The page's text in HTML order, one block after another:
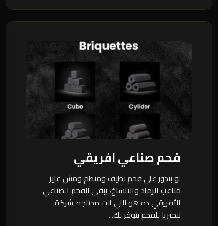
فحم صناعي افريقي
لو بتدور على فحم نظيف ومنظم ومش عايز
متاعب الرماد والاتساخ، يبقى الفحم الصناعي
الأفريقي ده هو اللي انت محتاجه. شركة
نيجيريا للفحم بتوفر لك...